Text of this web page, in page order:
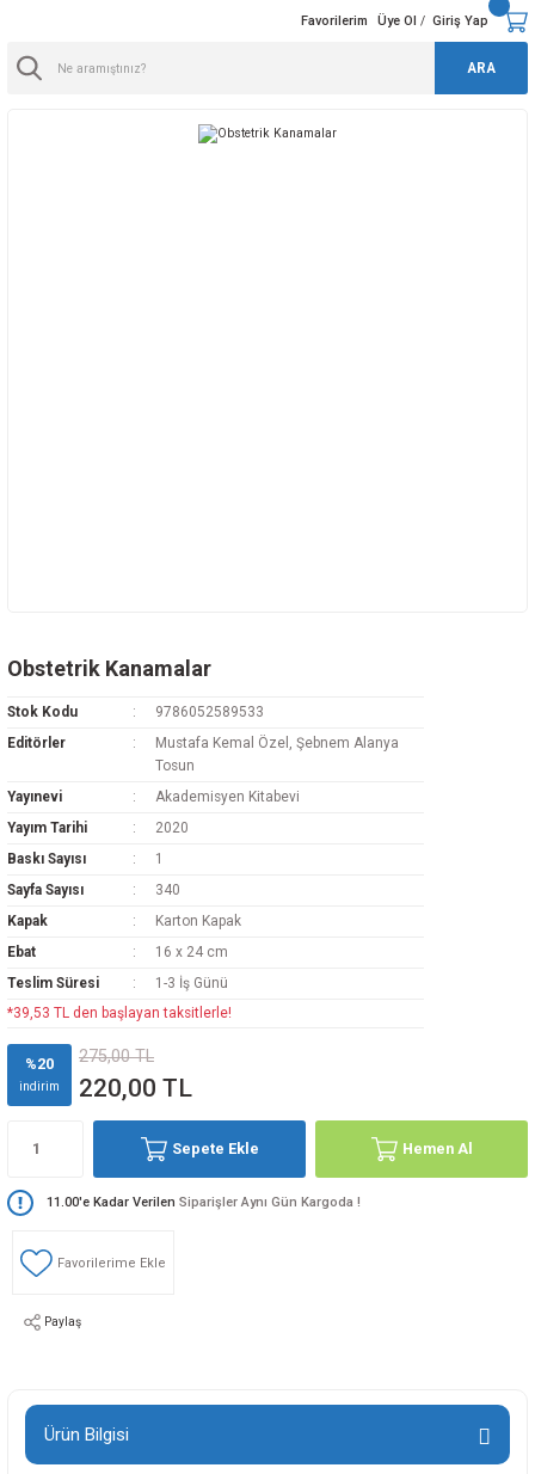
ARA
Favorilerim Üye Ol / Giriş Yap
Obstetrik Kanamalar
Stok Kodu
9786052589533
Editörler
Mustafa Kemal Özel, Şebnem Alanya
Tosun
Yayınevi
Akademisyen Kitabevi
Yayım Tarihi
2020
Baskı Sayısı
1
Sayfa Sayısı
340
Kapak
Karton Kapak
Ebat
16 x 24 cm
Teslim Süresi
1-3 İş Günü
*39,53 TL den başlayan taksitlerle!
%20
indirim
275,00 TL
220,00 TL
Sepete Ekle Hemen Al
11.00'e Kadar Verilen Siparişler Aynı Gün Kargoda !
Paylaş
Ürün Bilgisi